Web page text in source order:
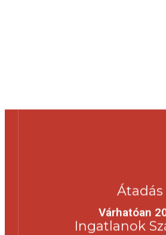
Átadás
Várhatóan
Ingatlanok